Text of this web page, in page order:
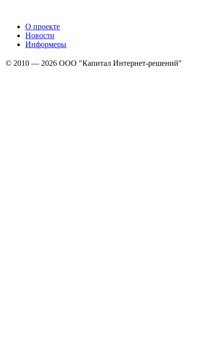
О проекте
Новости
Информеры
© 2010 — 2026 ООО "Капитал Интернет-решений"